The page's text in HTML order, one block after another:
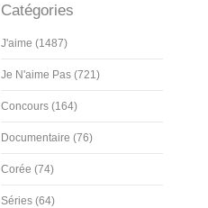
Catégories
J'aime (1487)
Je N'aime Pas (721)
Concours (164)
Documentaire (76)
Corée (74)
Séries (64)